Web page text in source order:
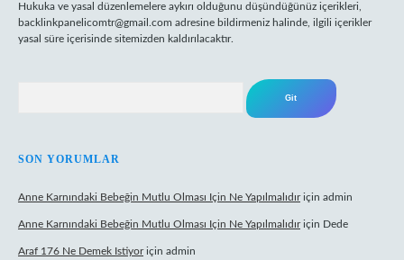
Hukuka ve yasal düzenlemelere aykırı olduğunu düşündüğünüz içerikleri,
backlinkpanelicomtr@gmail.com adresine bildirmeniz halinde, ilgili içerikler
yasal süre içerisinde sitemizden kaldırılacaktır.
SON YORUMLAR
Anne Karnındaki Bebeğin Mutlu Olması Için Ne Yapılmalıdıriçin admin
Anne Karnındaki Bebeğin Mutlu Olması Için Ne Yapılmalıdıriçin Dede
Araf 176 Ne Demek Istiyoriçin admin